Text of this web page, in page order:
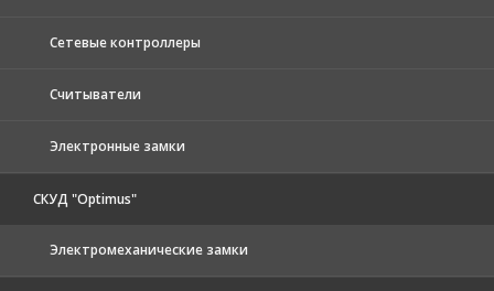
Сетевые контроллеры
Считыватели
Электронные замки
СКУД "Optimus"
Электромеханические замки